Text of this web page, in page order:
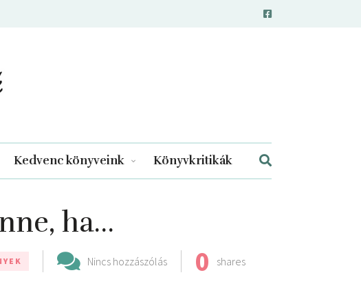
Kedvenc könyveink Könyvkritikák
ha…
Nincs hozzászólás 0 shares